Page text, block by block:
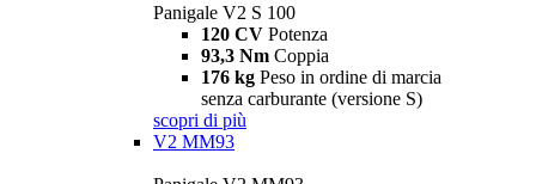
Panigale V2 S 100
120 CV Potenza
93,3 Nm Coppia
176 kg Peso in ordine di marcia
senza carburante (versione S)
scopri di più
V2 MM93